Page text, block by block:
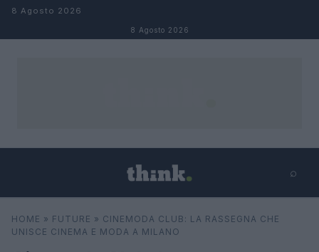
Salta al contenuto
8 Agosto 2026
8 Agosto 2026
⌕
Cerca ⌕
HOME » FUTURE » CINEMODA CLUB: LA RASSEGNA CHE
UNISCE CINEMA E MODA A MILANO